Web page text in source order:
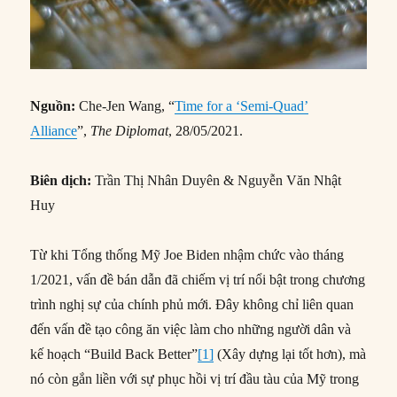
Nguồn: Che-Jen Wang, “Time for a ‘Semi-Quad’
Alliance”, The Diplomat, 28/05/2021.
Biên dịch: Trần Thị Nhân Duyên & Nguyễn Văn Nhật
Huy
Từ khi Tổng thống Mỹ Joe Biden nhậm chức vào tháng
1/2021, vấn đề bán dẫn đã chiếm vị trí nổi bật trong chương
trình nghị sự của chính phủ mới. Đây không chỉ liên quan
đến vấn đề tạo công ăn việc làm cho những người dân và
kế hoạch “Build Back Better”[1] (Xây dựng lại tốt hơn), mà
nó còn gắn liền với sự phục hồi vị trí đầu tàu của Mỹ trong